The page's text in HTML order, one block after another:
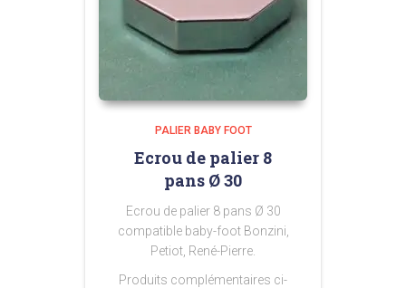
PALIER BABY FOOT
Ecrou de palier 8
pans Ø 30
Ecrou de palier 8 pans Ø 30
compatible baby-foot Bonzini,
Petiot, René-Pierre.
Produits complémentaires ci-